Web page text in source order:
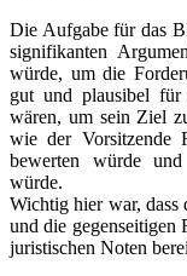
Die Aufgabe für das
signifikanten
würde, um die
gut und plausibel
wären, um sein Ziel
wie der Vorsitzende
bewerten würde
würde.
Wichtig hier war, dass
und die gegenseitigen
juristischen Noten